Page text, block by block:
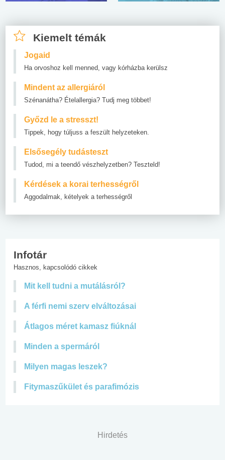
Kiemelt témák
Jogaid
Ha orvoshoz kell menned, vagy kórházba kerülsz
Mindent az allergiáról
Szénanátha? Ételallergia? Tudj meg többet!
Győzd le a stresszt!
Tippek, hogy túljuss a feszült helyzeteken.
Elsősegély tudásteszt
Tudod, mi a teendő vészhelyzetben? Teszteld!
Kérdések a korai terhességről
Aggodalmak, kételyek a terhességről
Infotár
Hasznos, kapcsolódó cikkek
Mit kell tudni a mutálásról?
A férfi nemi szerv elváltozásai
Átlagos méret kamasz fiúknál
Minden a spermáról
Milyen magas leszek?
Fitymaszűkület és parafimózis
Hirdetés